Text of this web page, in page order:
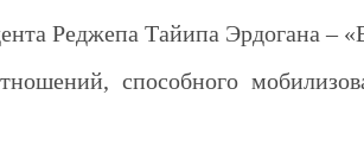
Реджепа Тайипа Эрдогана –
способного